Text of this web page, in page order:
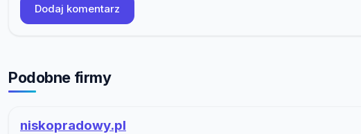
Dodaj komentarz
Podobne firmy
niskopradowy.pl